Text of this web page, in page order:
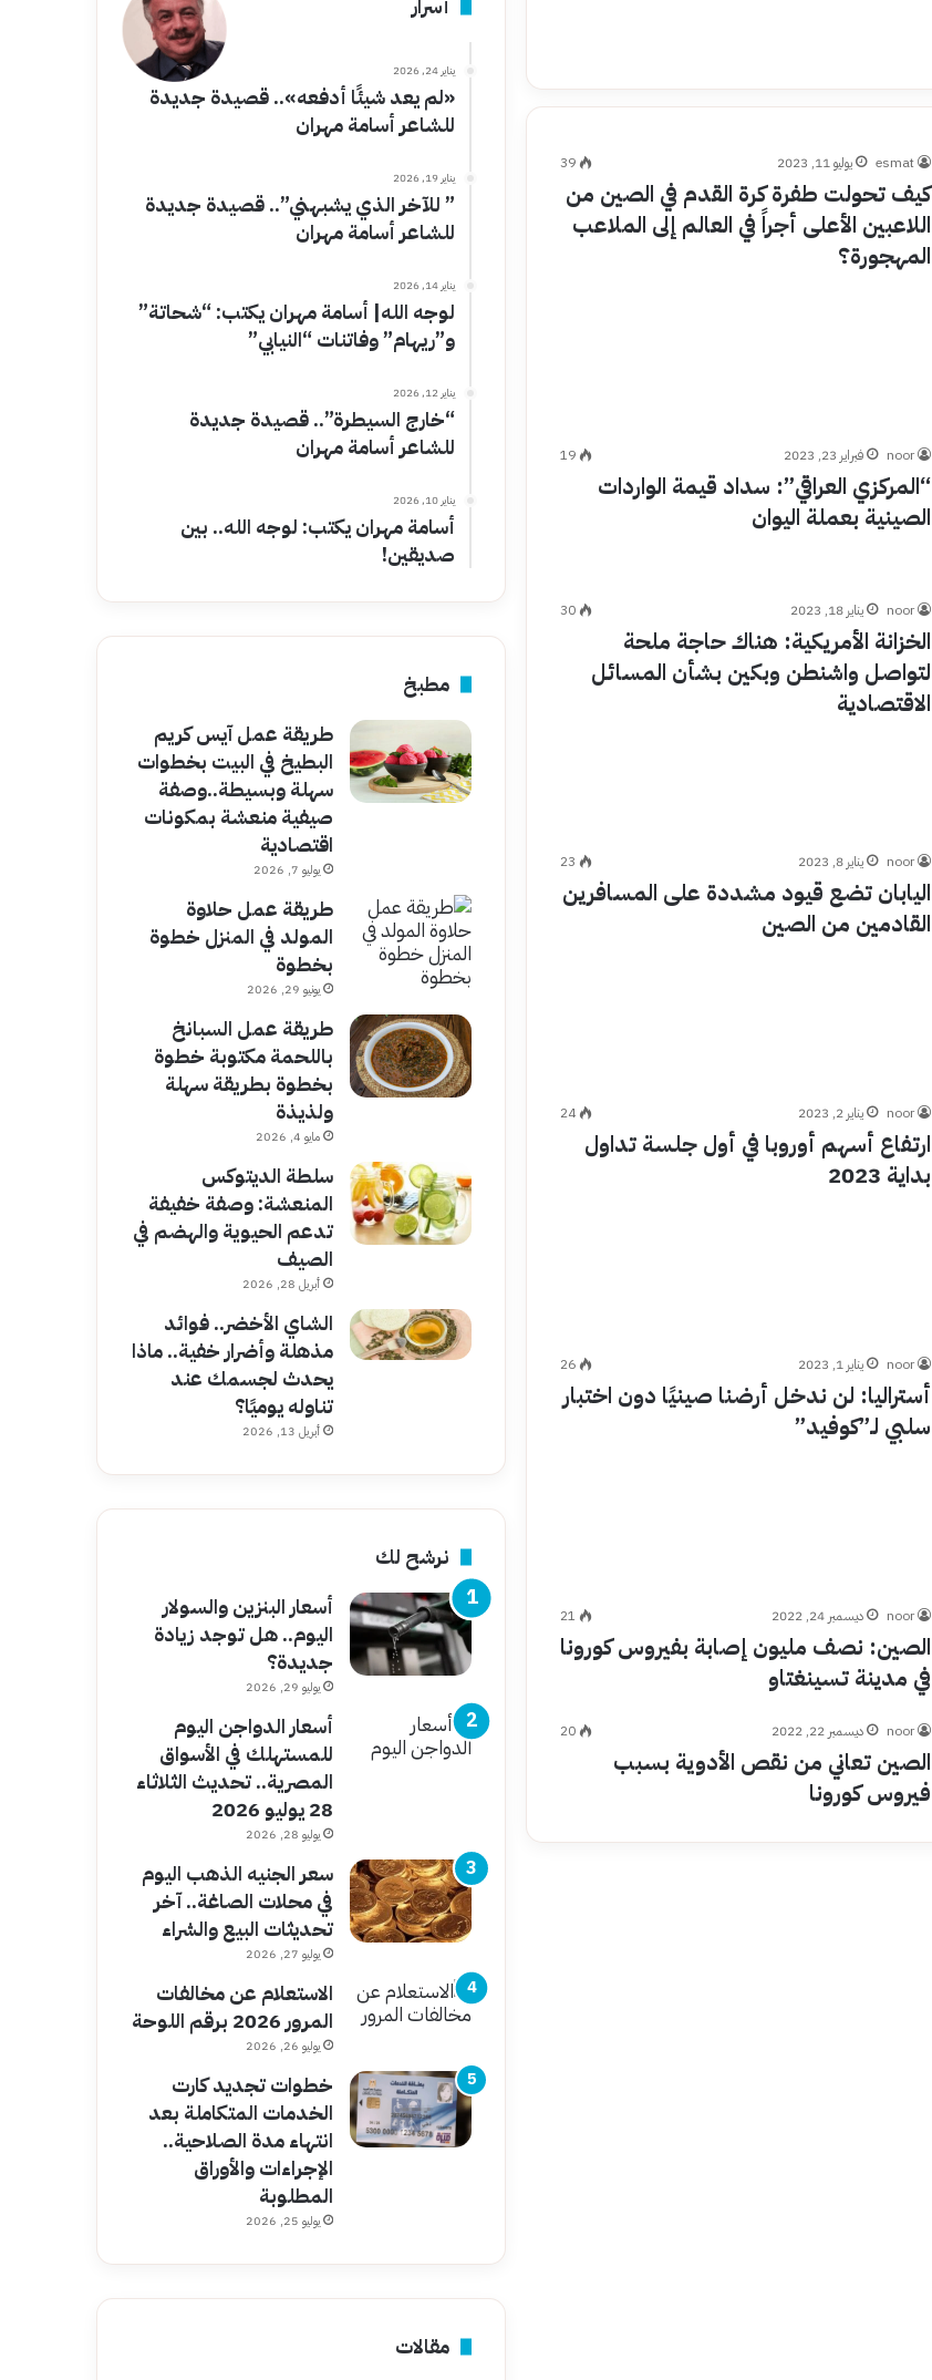
esmat يوليو 11, 2023 39
كيف تحولت طفرة كرة القدم في الصين من
اللاعبين الأعلى أجراً في العالم إلى الملاعب
المهجورة؟
noor فبراير 23, 2023 19
“المركزي العراقي”: سداد قيمة الواردات
الصينية بعملة اليوان
noor يناير 18, 2023 30
الخزانة الأمريكية: هناك حاجة ملحة
لتواصل واشنطن وبكين بشأن المسائل
الاقتصادية
noor يناير 8, 2023 23
اليابان تضع قيود مشددة على المسافرين
القادمين من الصين
noor يناير 2, 2023 24
ارتفاع أسهم أوروبا في أول جلسة تداول
بداية 2023
noor يناير 1, 2023 26
أستراليا: لن ندخل أرضنا صينيًا دون اختبار
سلبي لـ”كوفيد”
noor ديسمبر 24, 2022 21
الصين: نصف مليون إصابة بفيروس كورونا
في مدينة تسينغتاو
noor ديسمبر 22, 2022 20
الصين تعاني من نقص الأدوية بسبب
فيروس كورونا
أسرار
يناير 24, 2026
«لم يعد شيئًا أدفعه».. قصيدة جديدة
للشاعر أسامة مهران
يناير 19, 2026
” للآخر الذي يشبهني”.. قصيدة جديدة
للشاعر أسامة مهران
يناير 14, 2026
لوجه الله| أسامة مهران يكتب: “شحاتة”
و”ريهام” وفاتنات “النيابي”
يناير 12, 2026
“خارج السيطرة”.. قصيدة جديدة
للشاعر أسامة مهران
يناير 10, 2026
أسامة مهران يكتب: لوجه الله.. بين
صديقين!
مطبخ
طريقة عمل آيس كريم
البطيخ في البيت بخطوات
سهلة وبسيطة..وصفة
صيفية منعشة بمكونات
اقتصادية
يوليو 7, 2026
طريقة عمل حلاوة
المولد في المنزل خطوة
بخطوة
يونيو 29, 2026
طريقة عمل السبانخ
باللحمة مكتوبة خطوة
بخطوة بطريقة سهلة
ولذيذة
مايو 4, 2026
سلطة الديتوكس
المنعشة: وصفة خفيفة
تدعم الحيوية والهضم في
الصيف
أبريل 28, 2026
الشاي الأخضر.. فوائد
مذهلة وأضرار خفية.. ماذا
يحدث لجسمك عند
تناوله يوميًا؟
أبريل 13, 2026
نرشح لك
أسعار البنزين والسولار
اليوم.. هل توجد زيادة
جديدة؟
يوليو 29, 2026
أسعار الدواجن اليوم
للمستهلك في الأسواق
المصرية.. تحديث الثلاثاء
28 يوليو 2026
يوليو 28, 2026
سعر الجنيه الذهب اليوم
في محلات الصاغة.. آخر
تحديثات البيع والشراء
يوليو 27, 2026
الاستعلام عن مخالفات
المرور 2026 برقم اللوحة
يوليو 26, 2026
خطوات تجديد كارت
الخدمات المتكاملة بعد
انتهاء مدة الصلاحية..
الإجراءات والأوراق
المطلوبة
يوليو 25, 2026
مقالات